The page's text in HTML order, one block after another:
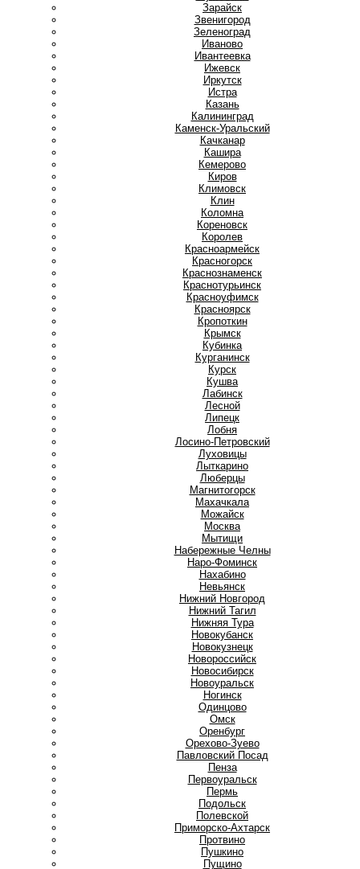
Зарайск
Звенигород
Зеленоград
Иваново
Ивантеевка
Ижевск
Иркутск
Истра
Казань
Калининград
Каменск-Уральский
Качканар
Кашира
Кемерово
Киров
Климовск
Клин
Коломна
Кореновск
Королев
Красноармейск
Красногорск
Краснознаменск
Краснотурьинск
Красноуфимск
Красноярск
Кропоткин
Крымск
Кубинка
Курганинск
Курск
Кушва
Лабинск
Лесной
Липецк
Лобня
Лосино-Петровский
Луховицы
Лыткарино
Люберцы
Магнитогорск
Махачкала
Можайск
Москва
Мытищи
Набережные Челны
Наро-Фоминск
Нахабино
Невьянск
Нижний Новгород
Нижний Тагил
Нижняя Тура
Новокубанск
Новокузнецк
Новороссийск
Новосибирск
Новоуральск
Ногинск
Одинцово
Омск
Оренбург
Орехово-Зуево
Павловский Посад
Пенза
Первоуральск
Пермь
Подольск
Полевской
Приморско-Ахтарск
Протвино
Пушкино
Пущино